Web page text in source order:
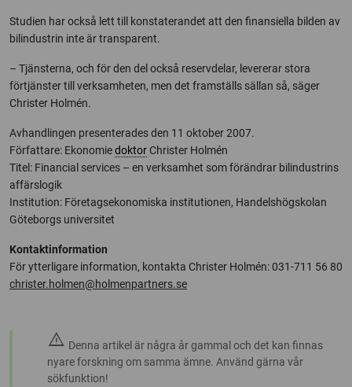
Studien har också lett till konstaterandet att den finansiella bilden av
bilindustrin inte är transparent.
– Tjänsterna, och för den del också reservdelar, levererar stora
förtjänster till verksamheten, men det framställs sällan så, säger
Christer Holmén.
Avhandlingen presenterades den 11 oktober 2007.
Författare: Ekonomiedoktor Christer Holmén
Titel: Financial services – en verksamhet som förändrar bilindustrins
affärslogik
Institution: Företagsekonomiska institutionen, Handelshögskolan
Göteborgs universitet
Kontaktinformation
För ytterligare information, kontakta Christer Holmén: 031-711 56 80
christer.holmen@holmenpartners.se
warning Denna artikel är några år gammal och det kan finnas
nyare forskning om samma ämne. Använd gärna vår
sökfunktion!